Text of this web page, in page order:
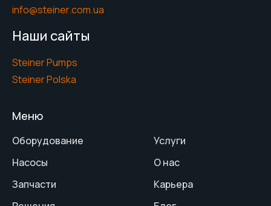
info@steiner.com.ua
Наши сайты
Steiner Pumps
Steiner Polska
Меню
Оборудование
Насосы
Запчасти
Услуги
О нас
Карьера